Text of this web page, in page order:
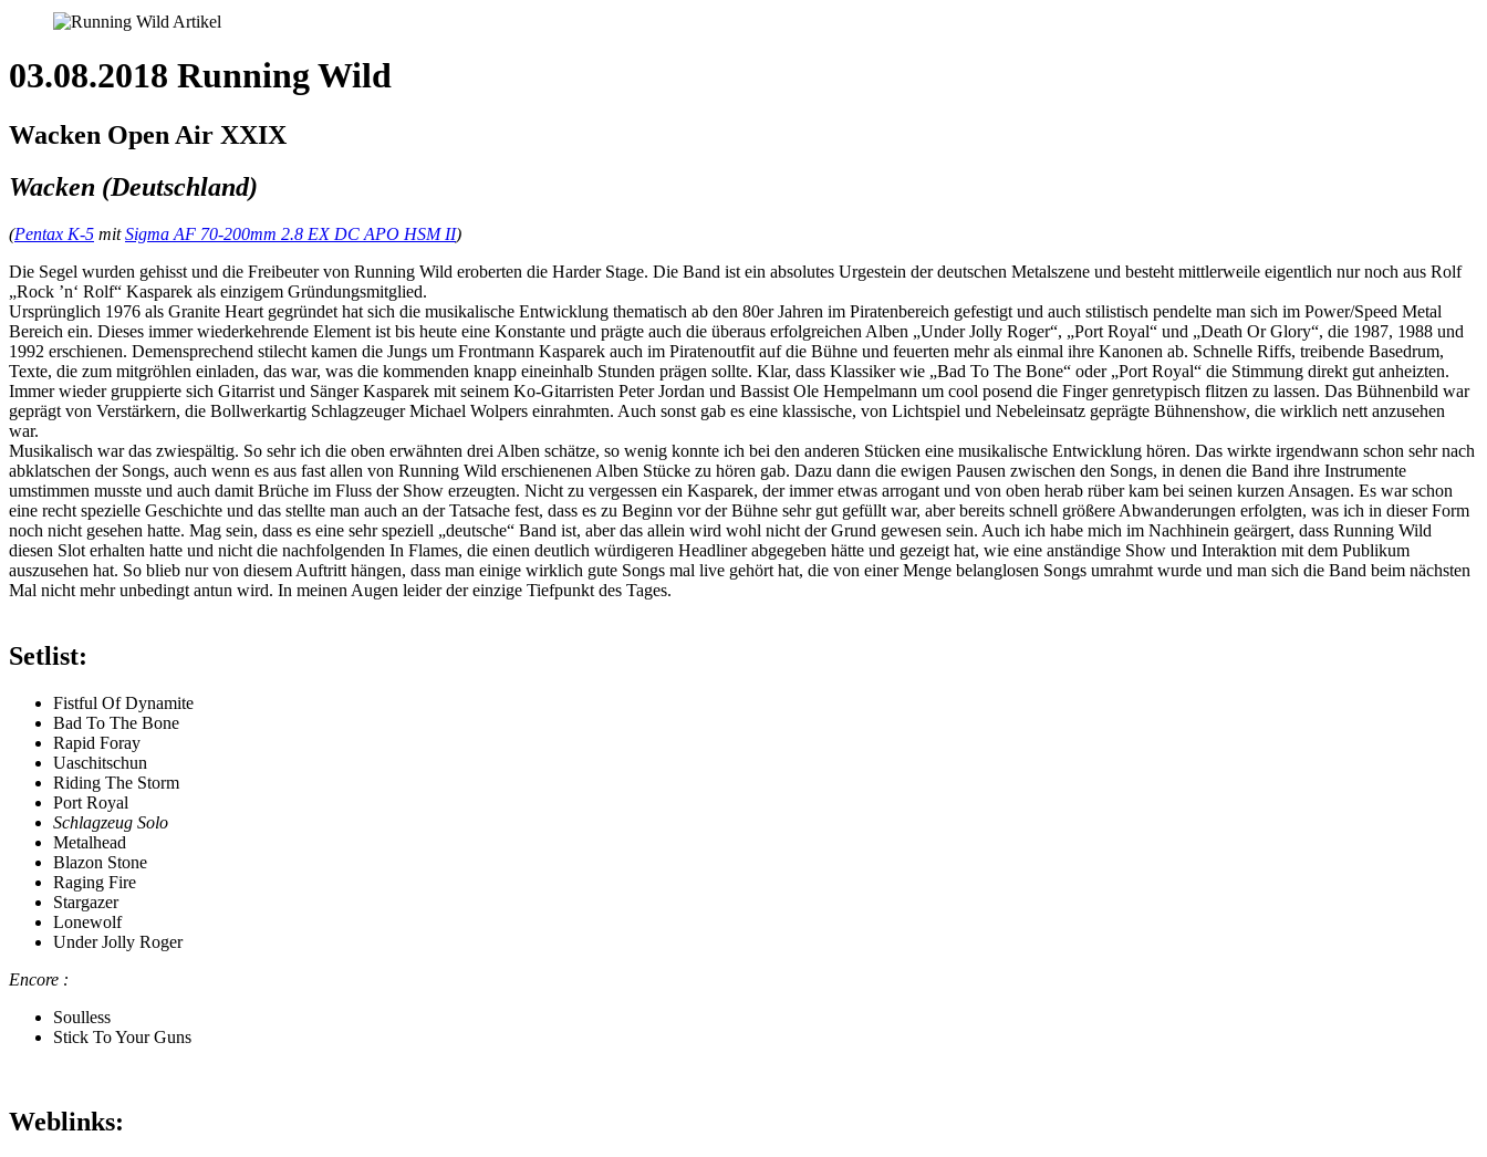
03.08.2018 Running Wild
Wacken Open Air XXIX
Wacken (Deutschland)
(Pentax K-5 mitSigma AF 70-200mm 2.8 EX DC APO HSM II)
Die Segel wurden gehisst und die Freibeuter von Running Wild eroberten die Harder Stage. Die Band ist ein absolutes Urgestein der deutschen Metalszene und besteht mittlerweile eigentlich nur noch aus Rolf
„Rock ’n‘ Rolf“ Kasparek als einzigem Gründungsmitglied.
Ursprünglich 1976 als Granite Heart gegründet hat sich die musikalische Entwicklung thematisch ab den 80er Jahren im Piratenbereich gefestigt und auch stilistisch pendelte man sich im Power/Speed Metal
Bereich ein. Dieses immer wiederkehrende Element ist bis heute eine Konstante und prägte auch die überaus erfolgreichen Alben „Under Jolly Roger“, „Port Royal“ und „Death Or Glory“, die 1987, 1988 und
1992 erschienen. Demensprechend stilecht kamen die Jungs um Frontmann Kasparek auch im Piratenoutfit auf die Bühne und feuerten mehr als einmal ihre Kanonen ab. Schnelle Riffs, treibende Basedrum,
Texte, die zum mitgröhlen einladen, das war, was die kommenden knapp eineinhalb Stunden prägen sollte. Klar, dass Klassiker wie „Bad To The Bone“ oder „Port Royal“ die Stimmung direkt gut anheizten.
Immer wieder gruppierte sich Gitarrist und Sänger Kasparek mit seinem Ko-Gitarristen Peter Jordan und Bassist Ole Hempelmann um cool posend die Finger genretypisch flitzen zu lassen. Das Bühnenbild war
geprägt von Verstärkern, die Bollwerkartig Schlagzeuger Michael Wolpers einrahmten. Auch sonst gab es eine klassische, von Lichtspiel und Nebeleinsatz geprägte Bühnenshow, die wirklich nett anzusehen
war.
Musikalisch war das zwiespältig. So sehr ich die oben erwähnten drei Alben schätze, so wenig konnte ich bei den anderen Stücken eine musikalische Entwicklung hören. Das wirkte irgendwann schon sehr nach
abklatschen der Songs, auch wenn es aus fast allen von Running Wild erschienenen Alben Stücke zu hören gab. Dazu dann die ewigen Pausen zwischen den Songs, in denen die Band ihre Instrumente
umstimmen musste und auch damit Brüche im Fluss der Show erzeugten. Nicht zu vergessen ein Kasparek, der immer etwas arrogant und von oben herab rüber kam bei seinen kurzen Ansagen. Es war schon
eine recht spezielle Geschichte und das stellte man auch an der Tatsache fest, dass es zu Beginn vor der Bühne sehr gut gefüllt war, aber bereits schnell größere Abwanderungen erfolgten, was ich in dieser Form
noch nicht gesehen hatte. Mag sein, dass es eine sehr speziell „deutsche“ Band ist, aber das allein wird wohl nicht der Grund gewesen sein. Auch ich habe mich im Nachhinein geärgert, dass Running Wild
diesen Slot erhalten hatte und nicht die nachfolgenden In Flames, die einen deutlich würdigeren Headliner abgegeben hätte und gezeigt hat, wie eine anständige Show und Interaktion mit dem Publikum
auszusehen hat. So blieb nur von diesem Auftritt hängen, dass man einige wirklich gute Songs mal live gehört hat, die von einer Menge belanglosen Songs umrahmt wurde und man sich die Band beim nächsten
Mal nicht mehr unbedingt antun wird. In meinen Augen leider der einzige Tiefpunkt des Tages.
Setlist:
Fistful Of Dynamite
Bad To The Bone
Rapid Foray
Uaschitschun
Riding The Storm
Port Royal
Schlagzeug Solo
Metalhead
Blazon Stone
Raging Fire
Stargazer
Lonewolf
Under Jolly Roger
Encore :
Soulless
Stick To Your Guns
Weblinks: